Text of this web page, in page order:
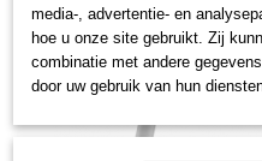
media-, advertentie- en
hoe u onze site gebruikt. Zij
combinatie met andere
door uw gebruik van hun